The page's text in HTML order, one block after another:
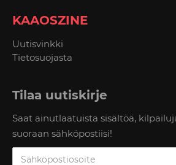
KAAOSZINE
Uutisvinkki
Tietosuojasta
Tilaa uutiskirje
Saat ainutlaatuista sisältöä,
suoraan sähköpostiisi!